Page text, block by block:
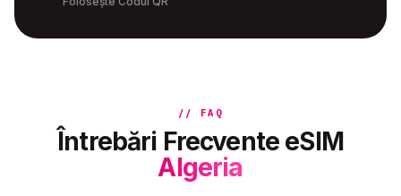
// FAQ
Întrebări Frecvente eSIM
Algeria